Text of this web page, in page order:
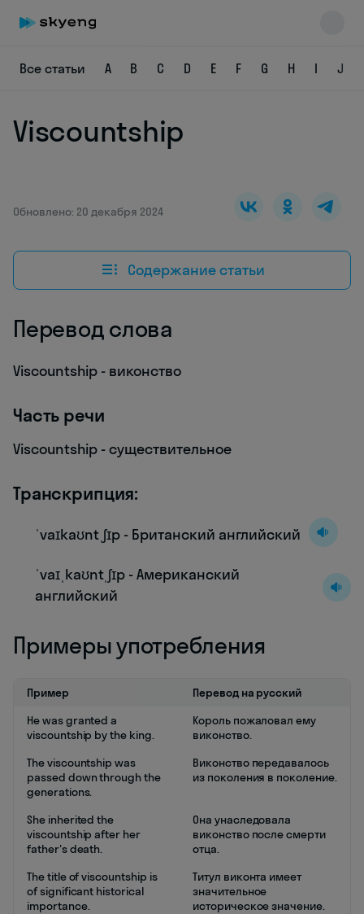
Все статьи A B C D E F G H I J
Viscountship
Обновлено: 20 декабря 2024
Содержание статьи
Перевод слова
Viscountship - виконство
Часть речи
Viscountship - существительное
Транскрипция:
ˈvaɪkaʊntˌʃɪp - Британский английский
ˈvaɪˌkaʊntˌʃɪp - Американский
английский
Примеры употребления
Пример
Перевод на русский
He was granted a
viscountship by the king.
Король пожаловал ему
виконство.
The viscountship was
passed down through the
generations.
Виконство передавалось
из поколения в поколение.
She inherited the
viscountship after her
father's death.
Она унаследовала
виконство после смерти
отца.
The title of viscountship is
of significant historical
importance.
Титул виконта имеет
значительное
историческое значение.